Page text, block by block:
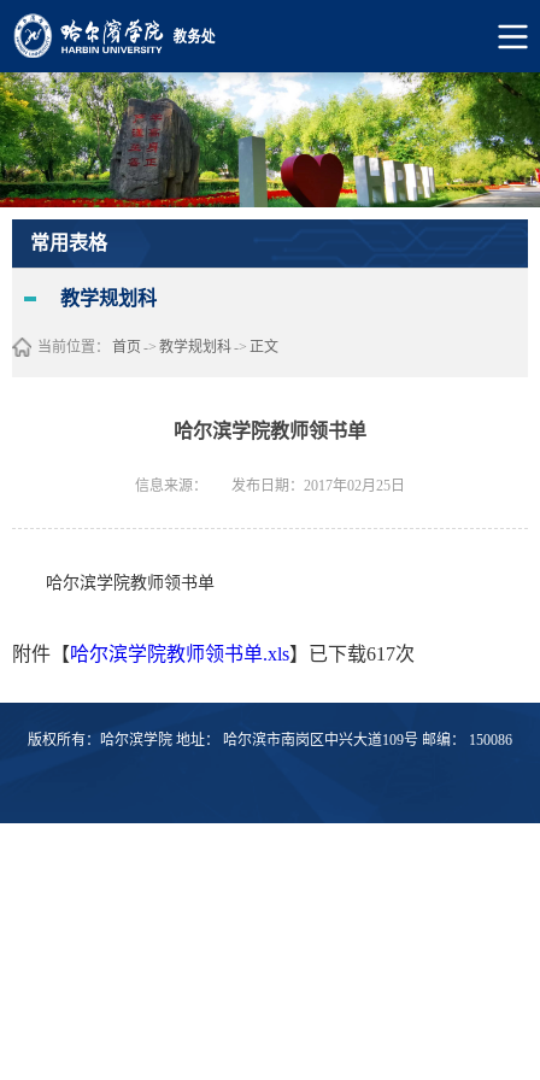
常用表格
教学规划科
当前位置： 首页-> 教学规划科-> 正文
哈尔滨学院教师领书单
信息来源： 发布日期：2017年02月25日
哈尔滨学院教师领书单
附件【哈尔滨学院教师领书单.xls】已下载617次
版权所有：哈尔滨学院 地址： 哈尔滨市南岗区中兴大道109号 邮编： 150086